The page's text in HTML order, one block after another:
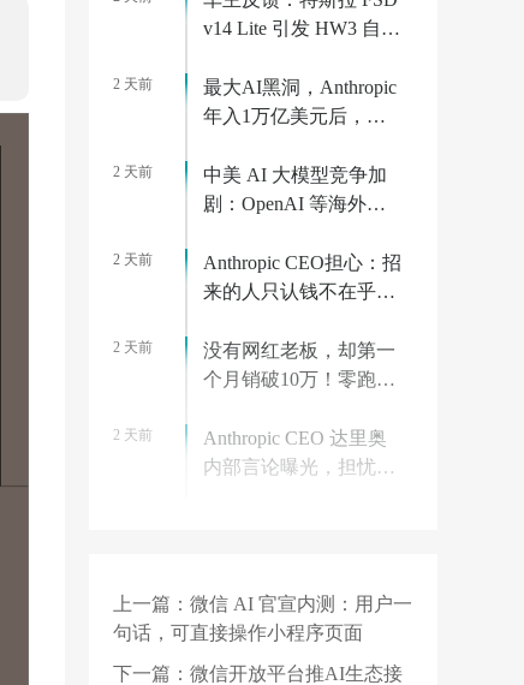
v14 Lite 引发 HW3 自动
2 天前
最大AI黑洞，Anthropic
年入1万亿美元后，算
2 天前
中美 AI 大模型竞争加
剧：OpenAI 等海外巨
DeepSeek
2 天前
Anthropic CEO担心：招
来的人只认钱不在乎使
2 天前
没有网红老板，却第一
个月销破10万！零跑打
2 天前
Anthropic CEO 达里奥
内部言论曝光，担忧员
选人
2 天前
旧车残值堪比废铁，我
拿什么去换新车？
上一篇： 微信 AI 官宣内测：用户一
句话，可直接操作小程序页面
下一篇： 微信开放平台推AI生态接